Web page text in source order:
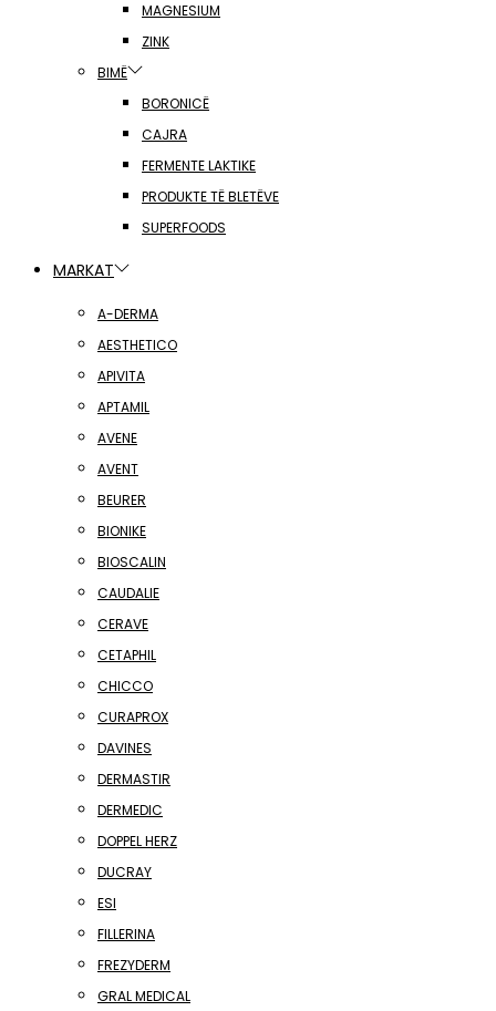
MAGNESIUM
ZINK
BIMË
BORONICË
CAJRA
FERMENTE LAKTIKE
PRODUKTE TË BLETËVE
SUPERFOODS
MARKAT
A-DERMA
AESTHETICO
APIVITA
APTAMIL
AVENE
AVENT
BEURER
BIONIKE
BIOSCALIN
CAUDALIE
CERAVE
CETAPHIL
CHICCO
CURAPROX
DAVINES
DERMASTIR
DERMEDIC
DOPPEL HERZ
DUCRAY
ESI
FILLERINA
FREZYDERM
GRAL MEDICAL